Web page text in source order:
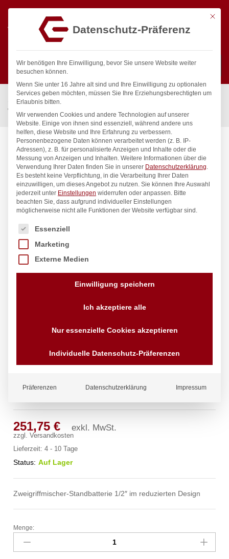
Suchen
Start / Gastronomiebedarf & Gastro Geräte für Profis
Wassertechnik
Standbatterie lexar Standbatterie 1/2″
lexar Standbatterie 1/2″
251,75€ exkl. MwSt.
zzgl.Versandkosten
Lieferzeit:4 - 10 Tage
Status: Auf Lager
Zweigriffmischer-Standbatterie 1/2″ im reduzierten Design
lexar
Standbatterie
1/2"
Menge:
Mit
Datenschutz-Präferenz
Wir benötigen Ihre Einwilligung, bevor Sie unsere Website weiter
besuchen können.
Wenn Sie unter 16 Jahre alt sind und Ihre Einwilligung zu optionalen
Services geben möchten, müssen Sie Ihre Erziehungsberechtigten um
Erlaubnis bitten.
Wir verwenden Cookies und andere Technologien auf unserer
Website. Einige von ihnen sind essenziell, während andere uns
helfen, diese Website und Ihre Erfahrung zu verbessern.
Personenbezogene Daten können verarbeitet werden (z. B. IP-
Adressen), z. B. für personalisierte Anzeigen und Inhalte oder die
Messung von Anzeigen und Inhalten. Weitere Informationen über die
Verwendung Ihrer Daten finden Sie in unserer Datenschutzerklärung.
Es besteht keine Verpflichtung, in die Verarbeitung Ihrer Daten
einzuwilligen, um dieses Angebot zu nutzen. Sie können Ihre Auswahl
jederzeit unter Einstellungen widerrufen oder anpassen. Bitte
beachten Sie, dass aufgrund individueller Einstellungen
möglicherweise nicht alle Funktionen der Website verfügbar sind.
Es folgt eine Liste der Service-Gruppen, für die eine
Essenziell
Marketing
Externe Medien
Einwilligung speichern
Ich akzeptiere alle
Nur essenzielle Cookies akzeptieren
Individuelle Datenschutz-Präferenzen
Präferenzen Datenschutzerklärung Impressum